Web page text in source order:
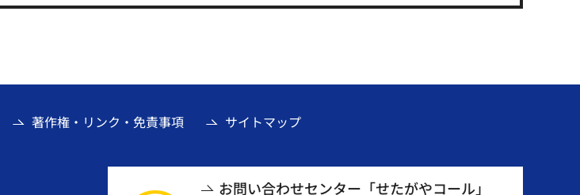
著作権・リンク・免責事項 サイトマップ
お問い合わせセンター「せたがやコール」